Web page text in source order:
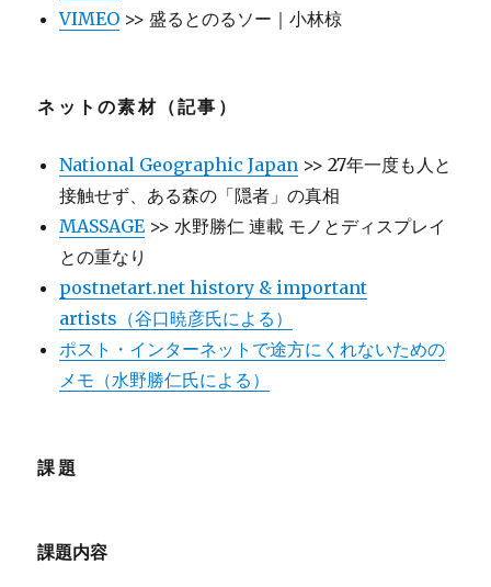
VIMEO >> 盛るとのるソー｜小林椋
ネットの素材（記事）
National Geographic Japan >> 27年一度も人と
接触せず、ある森の「隠者」の真相
MASSAGE >> 水野勝仁 連載 モノとディスプレイ
との重なり
postnetart.net history & important
artists（谷口暁彦氏による）
ポスト・インターネットで途方にくれないための
メモ（水野勝仁氏による）
課題
課題内容